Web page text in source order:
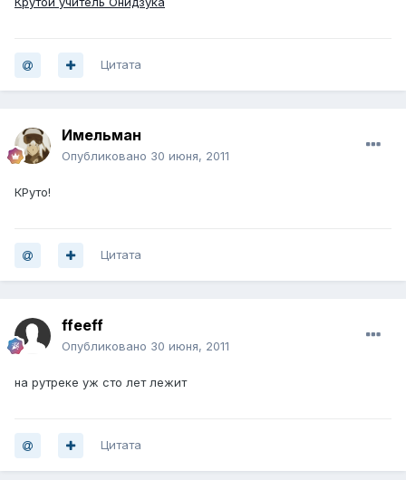
Цитата
Имельман
Опубликовано 30 июня, 2011
КРуто!
Цитата
ffeeff
Опубликовано 30 июня, 2011
на рутреке уж сто лет лежит
Цитата